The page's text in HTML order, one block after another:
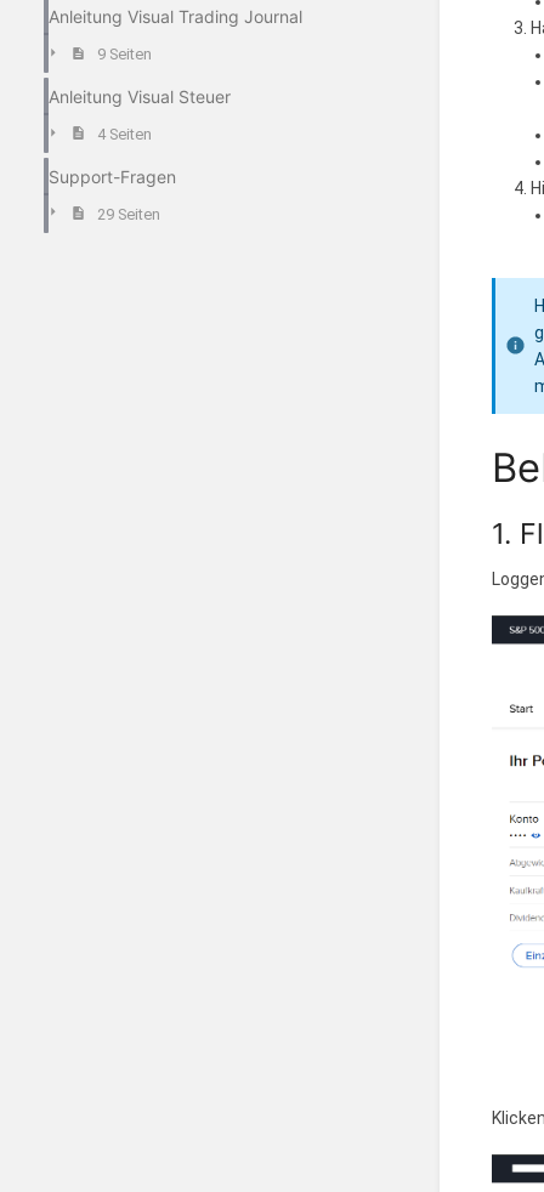
Anleitung Visual Trading Journal
9 Seiten
Anleitung Visual Steuer
4 Seiten
Support-Fragen
29 Seiten
1.